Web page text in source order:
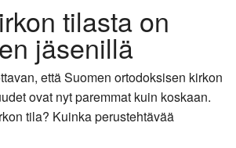
tilasta on
jäsenillä
että Suomen ortodoksisen kirkon
ovat nyt paremmat kuin koskaan.
tila? Kuinka perustehtävää